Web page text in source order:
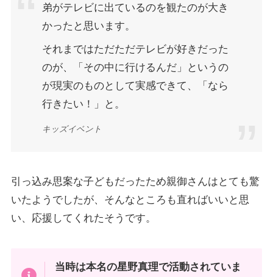
弟がテレビに出ているのを観たのが大き
かったと思います。
それまではただただテレビが好きだった
のが、「その中に行けるんだ」というの
が現実のものとして実感できて、「なら
行きたい！」と。
キッズイベント
引っ込み思案な子どもだったため親御さんはとても驚
いたようでしたが、そんなところも直ればいいと思
い、応援してくれたそうです。
当時は本名の星野真理で活動されていま